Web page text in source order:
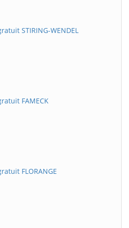
STIRING-WENDEL
FAMECK
FLORANGE